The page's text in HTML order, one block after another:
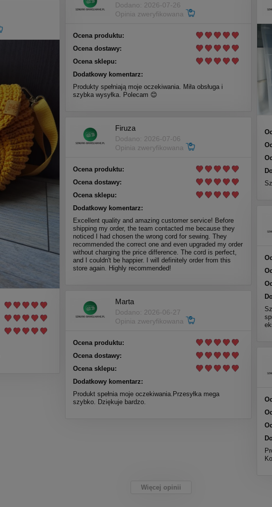
Dodano: 2026-07-26
Opinia zweryfikowana
Ocena produktu:
Ocena dostawy:
Ocena sklepu:
Dodatkowy komentarz:
Produkty spełniają moje oczekiwania. Miła obsługa i
szybka wysyłka. Polecam 😊
Firuza
Dodano: 2026-07-06
Opinia zweryfikowana
Ocena produktu:
Ocena dostawy:
Ocena sklepu:
Dodatkowy komentarz:
Excellent quality and amazing customer service! Before
shipping my order, the team contacted me because they
noticed I had chosen the wrong cord for sewing. They
recommended the correct one and even upgraded my order
without charging the price difference. The cord is perfect,
and I couldn't be happier. I will definitely order from this
store again. Highly recommended!
Marta
Dodano: 2026-06-27
Opinia zweryfikowana
Ocena produktu:
Ocena dostawy:
Ocena sklepu:
Dodatkowy komentarz:
Produkt spełnia moje oczekiwania.Przesyłka mega
szybko. Dziękuje bardzo.
Więcej opinii